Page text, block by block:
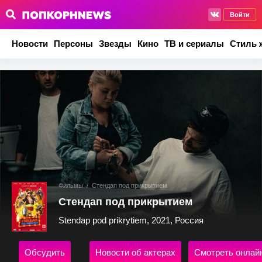
Войти
Новости Персоны Звезды Кино ТВ и сериалы Стиль
Фильмы / Стендап под прикрытием
Стендап под прикрытием
Stendap pod prikrytiem, 2021, Россия
Обсудить Новости об актерах Смотреть